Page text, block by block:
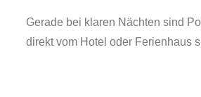
Gerade bei klaren Nächten sind
direkt vom Hotel oder Ferienhaus